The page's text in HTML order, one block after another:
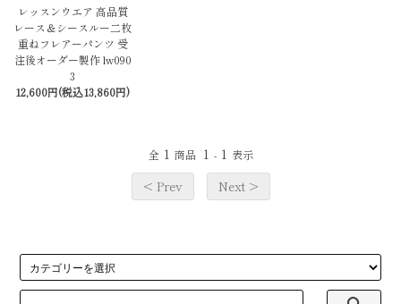
レッスンウエア 高品質
レース＆シースルー二枚
重ねフレアーパンツ 受
注後オーダー製作 lw090
3
12,600円(税込13,860円)
全 1 商品 1 - 1 表示
< Prev Next >